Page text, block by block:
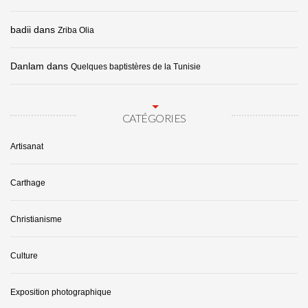
badii dans Zriba Olia
Danlam dans Quelques baptistères de la Tunisie
CATÉGORIES
Artisanat
Carthage
Christianisme
Culture
Exposition photographique